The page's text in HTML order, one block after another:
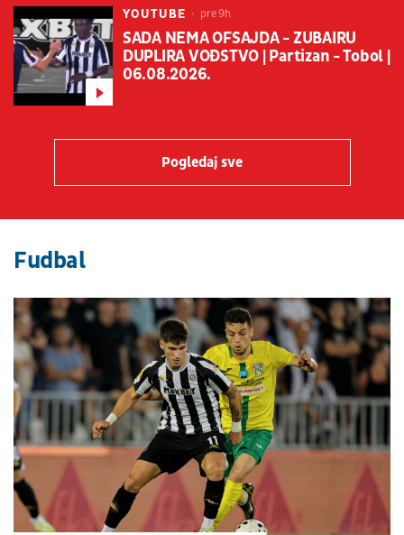
YOUTUBE pre 9h
SADA NEMA OFSAJDA - ZUBAIRU
DUPLIRA VOĐSTVO | Partizan - Tobol |
06.08.2026.
Pogledaj sve
Fudbal